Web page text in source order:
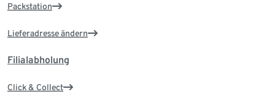
Packstation
Lieferadresse ändern
Filialabholung
Click & Collect